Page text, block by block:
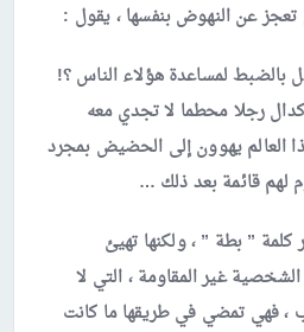
تعجز عن النهوض بنفسها ، يقول :
بالضبط لمساعدة هؤلاء الناس ؟!
رجلا محطما لا تجدي معه
العالم يهوون إلى الحضيض بمجرد
لهم قائمة بعد ذلك …
كلمة ” بطة ” ، ولكنها تهيئ
غير المقاومة ، التي لا
، فهي تمضي في طريقها ما كانت